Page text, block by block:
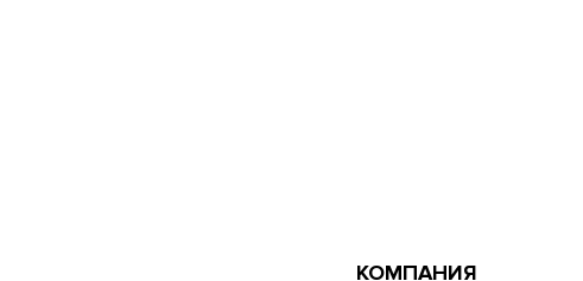
КОМПАНИЯ